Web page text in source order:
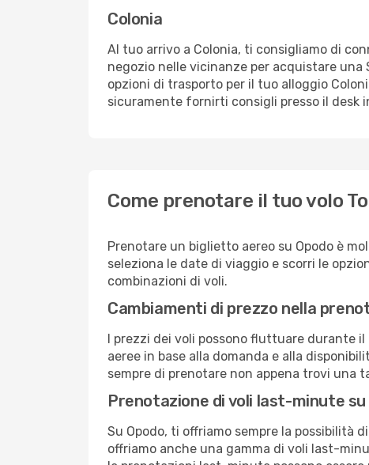
Colonia
Al tuo arrivo a Colonia, ti consigliamo di
negozio nelle vicinanze per acquistare
opzioni di trasporto per il tuo alloggio
sicuramente fornirti consigli presso il desk
Come prenotare il tuo volo
Prenotare un biglietto aereo su Opodo è
seleziona le date di viaggio e scorri le
combinazioni di voli.
Cambiamenti di prezzo nella
I prezzi dei voli possono fluttuare durante
aeree in base alla domanda e alla
sempre di prenotare non appena trovi una
Prenotazione di voli last-minute su
Su Opodo, ti offriamo sempre la possibilità
offriamo anche una gamma di voli last-